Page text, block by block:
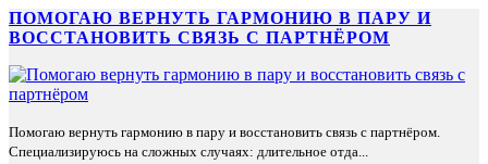
ПОМОГАЮ ВЕРНУТЬ ГАРМОНИЮ В ПАРУ И
ВОССТАНОВИТЬ СВЯЗЬ С ПАРТНЁРОМ
Помогаю вернуть гармонию в пару и восстановить связь с партнёром.
Специализируюсь на сложных случаях: длительное отда...